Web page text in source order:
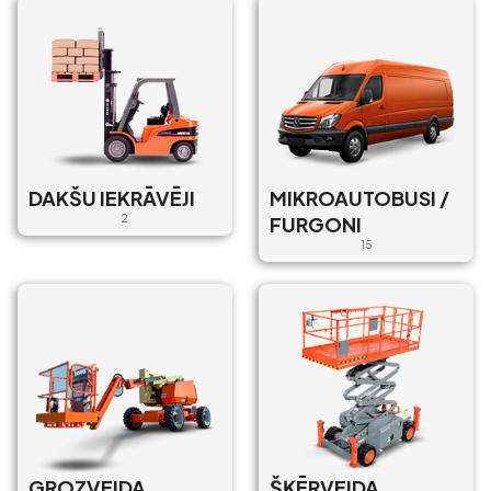
novads, LV-2169, Latvija
Piegāde : Ar un Bez
Rippa / R10
MINI EKSKAVATORI
pilsēta, Ādažu novads, LV-2164,
€80/Dienā, €800/Mēn.
Operātors : Bez
MINI EKSKAVATORI
Krustabaznīcas iela 11A,
Vidzemes priekšpilsēta, Rīga, LV-
€80/Dienā, €800/Mēn.
DAKŠU IEKRĀVĒJI
2
MIKROAUTOBUSI /
FURGONI
15